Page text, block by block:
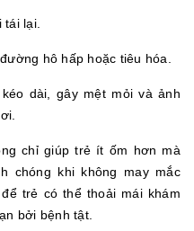
lại.
hô hấp hoặc tiêu hóa.
dài, gây mệt mỏi và ảnh
chỉ giúp trẻ ít ốm hơn mà
chóng khi không may mắc
trẻ có thể thoải mái khám
bởi bệnh tật.